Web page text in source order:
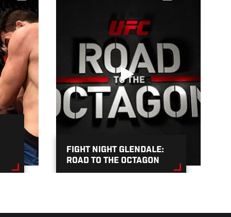
FIGHT NIGHT GLENDALE:
ROAD TO THE OCTAGON